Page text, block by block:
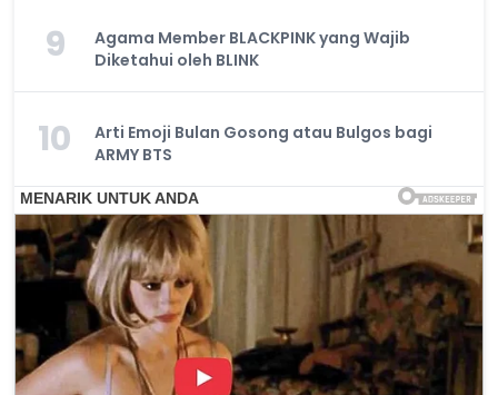
9
Agama Member BLACKPINK yang Wajib
Diketahui oleh BLINK
10
Arti Emoji Bulan Gosong atau Bulgos bagi
ARMY BTS